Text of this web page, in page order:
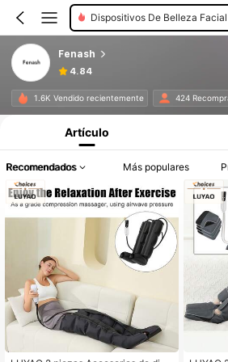
Dispositivos De Belleza Facial
Fenash
4.84
1.6K Vendido recientemente 424
Artículo
Recomendados Más populares